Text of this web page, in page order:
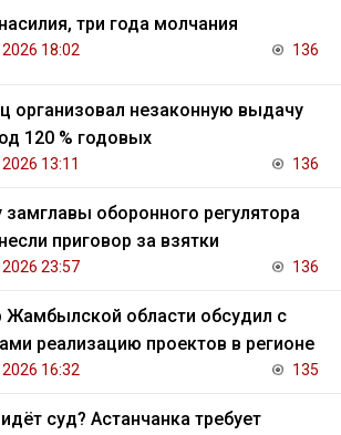
три года молчания
18:02 136
организовал незаконную выдачу
120 % годовых
13:11 136
оборонного регулятора
приговор за взятки
23:57 136
Жамбылской области обсудил с
реализацию проектов в регионе
16:32 135
суд? Астанчанка требует